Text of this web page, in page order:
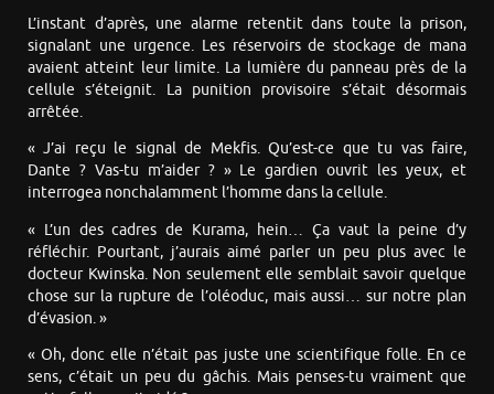
L’instant d’après, une alarme retentit dans toute la prison,
signalant une urgence. Les réservoirs de stockage de mana
avaient atteint leur limite. La lumière du panneau près de la
cellule s’éteignit. La punition provisoire s’était désormais
arrêtée.
« J’ai reçu le signal de Mekfis. Qu’est-ce que tu vas faire,
Dante ? Vas-tu m’aider ? » Le gardien ouvrit les yeux, et
interrogea nonchalamment l’homme dans la cellule.
« L’un des cadres de Kurama, hein… Ça vaut la peine d’y
réfléchir. Pourtant, j’aurais aimé parler un peu plus avec le
docteur Kwinska. Non seulement elle semblait savoir quelque
chose sur la rupture de l’oléoduc, mais aussi… sur notre plan
d’évasion. »
« Oh, donc elle n’était pas juste une scientifique folle. En ce
sens, c’était un peu du gâchis. Mais penses-tu vraiment que